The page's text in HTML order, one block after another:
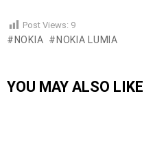
Post Views: 9
NOKIA NOKIA LUMIA
YOU MAY ALSO LIKE